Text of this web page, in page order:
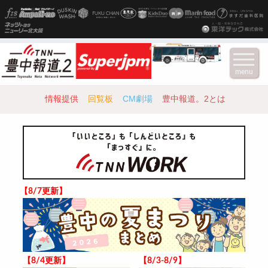
情報提供 回覧板 CM劇場 豊中報道。2とは
【8/7更新】
【8/4更新】 【8/3-8/9】
menu